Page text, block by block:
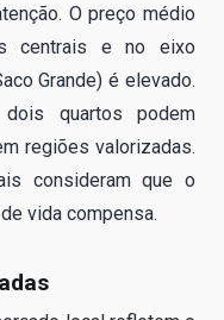
O preço médio
centrais e no eixo
Grande) é elevado.
quartos podem
regiões valorizadas.
consideram que o
vida compensa.